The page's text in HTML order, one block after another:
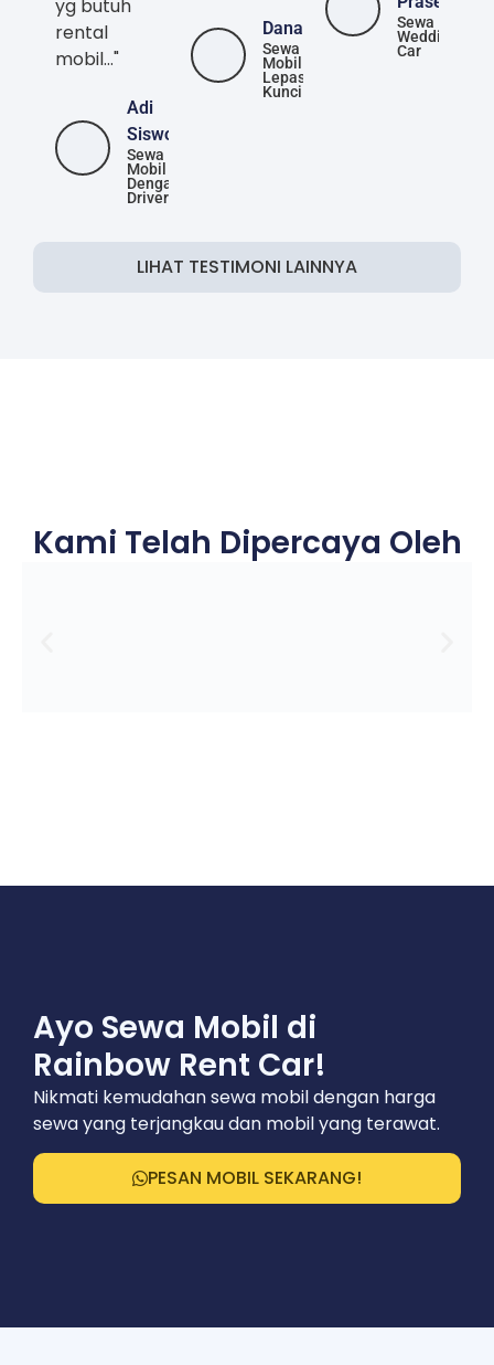
Adi
Siswoyo
Sewa Mobil
LIHAT TESTIMONI LAINNYA
sewa yang terjangkau dan mobil yang terawat.
PESAN MOBIL SEKARANG!